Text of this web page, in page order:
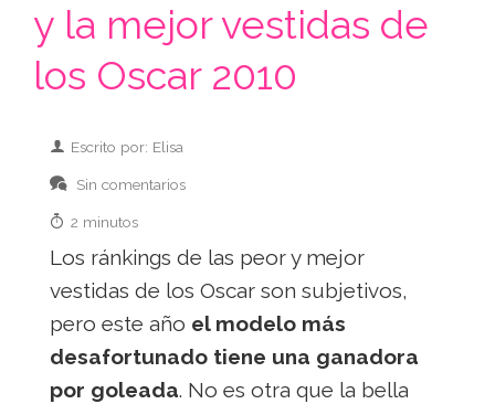
y la mejor vestidas de
los Oscar 2010
Escrito por: Elisa
Sin comentarios
2 minutos
Los ránkings de las peor y mejor
vestidas de los Oscar son subjetivos,
pero este año el modelo más
desafortunado tiene una ganadora
por goleada. No es otra que la bella